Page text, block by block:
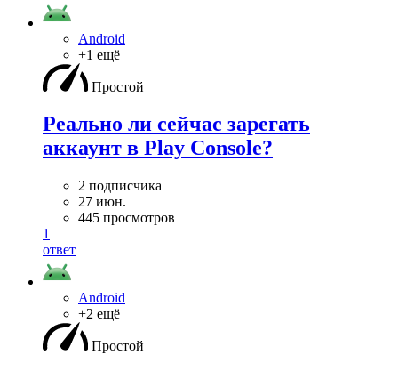
Android
+1 ещё
Простой
Реально ли сейчас зарегать
аккаунт в Play Console?
2 подписчика
27 июн.
445 просмотров
1
ответ
Android
+2 ещё
Простой